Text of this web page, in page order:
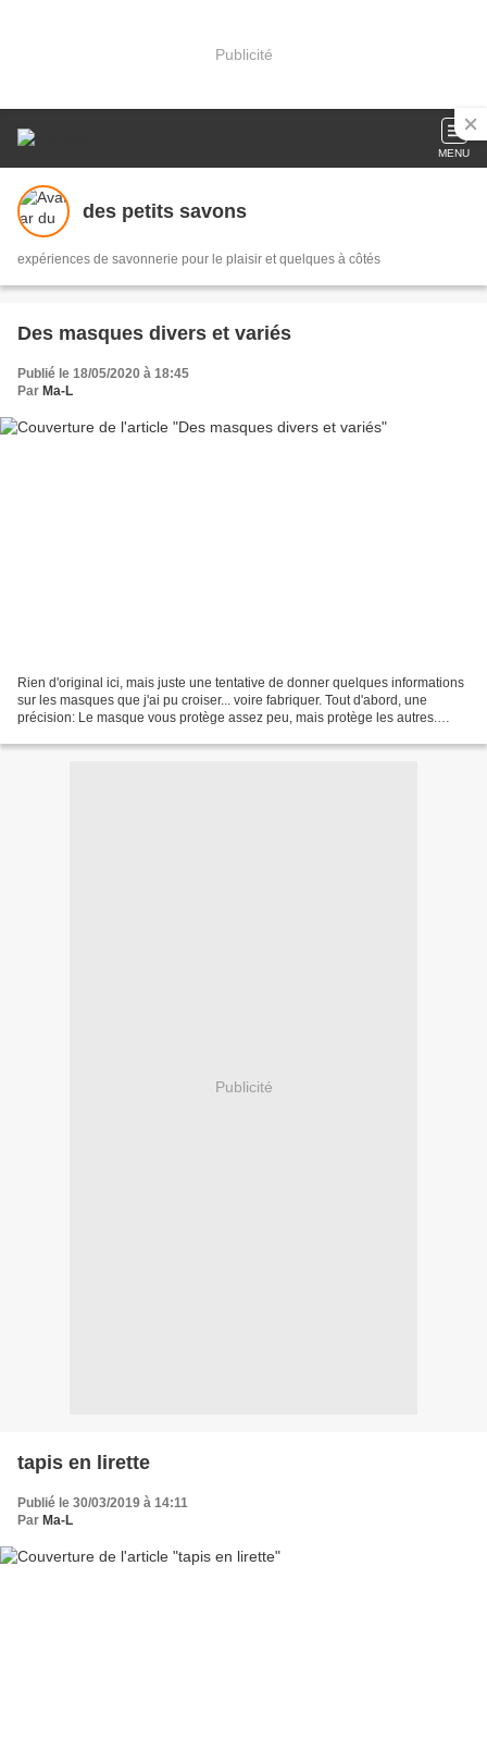
Publicité
MENU
des petits savons
expériences de savonnerie pour le plaisir et quelques à côtés
Des masques divers et variés
Publié le 18/05/2020 à 18:45
Par Ma-L
Rien d'original ici, mais juste une tentative de donner quelques informations
sur les masques que j'ai pu croiser... voire fabriquer. Tout d'abord, une
précision: Le masque vous protège assez peu, mais protège les autres.
Publicité
tapis en lirette
Publié le 30/03/2019 à 14:11
Par Ma-L